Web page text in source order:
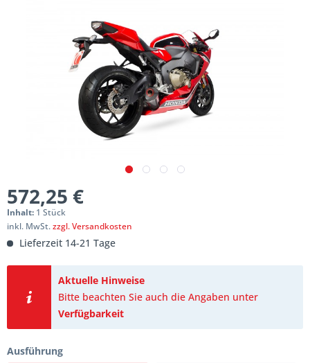
572,25 €
Inhalt: 1 Stück
inkl. MwSt.zzgl. Versandkosten
Lieferzeit 14-21 Tage
Aktuelle Hinweise
Bitte beachten Sie auch die Angaben unter
Verfügbarkeit
Ausführung